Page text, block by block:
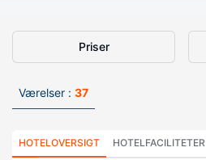
Priser
Værelser : 37
HOTELOVERSIGT HOTELFACILITETER